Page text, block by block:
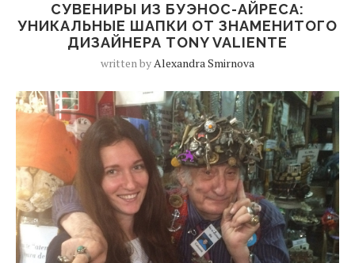
СУВЕНИРЫ ИЗ БУЭНОС-АЙРЕСА:
УНИКАЛЬНЫЕ ШАПКИ ОТ ЗНАМЕНИТОГО
ДИЗАЙНЕРА TONY VALIENTE
written byAlexandra Smirnova